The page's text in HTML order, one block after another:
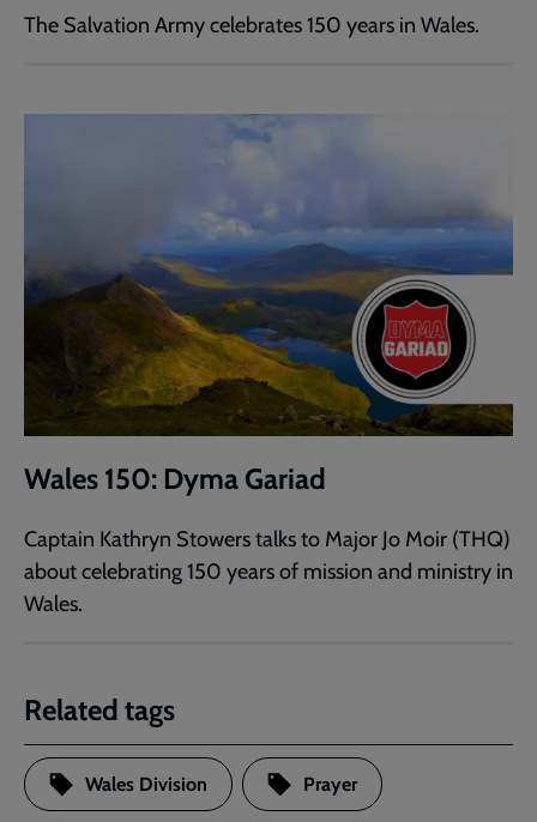
The Salvation Army celebrates 150 years in Wales.
Wales 150: Dyma Gariad
Captain Kathryn Stowers talks to Major Jo Moir (THQ)
about celebrating 150 years of mission and ministry in
Wales.
Related tags
Wales Division Prayer